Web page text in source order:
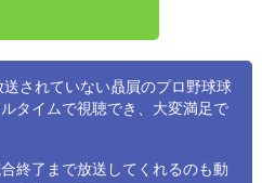
送されていない贔屓のプロ野球球
タイムで視聴でき、大変満足で
終了まで放送してくれるのも動